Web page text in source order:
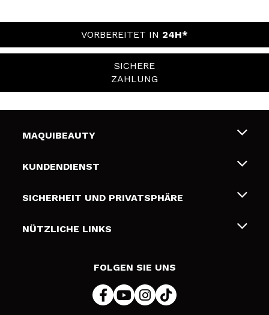
VORBEREITET IN 24H*
SICHERE
ZAHLUNG
MAQUIBEAUTY
Über uns
Geschenkkarten
KUNDENDIENST
Liefer- und Versandkosten
Zahlung
SICHERHEIT UND PRIVATSPHÄRE
Bedingungen und Datenschutz
NÜTZLICHE LINKS
FOLGEN SIE UNS